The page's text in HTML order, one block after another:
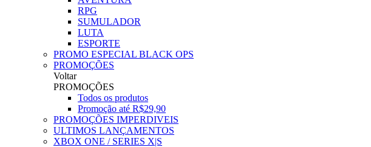
RPG
SUMULADOR
LUTA
ESPORTE
PROMO ESPECIAL BLACK OPS
PROMOÇÕES
Voltar
PROMOÇÕES
Todos os produtos
Promoção até R$29,90
PROMOÇÕES IMPERDIVEIS
ULTIMOS LANÇAMENTOS
XBOX ONE / SERIES X|S